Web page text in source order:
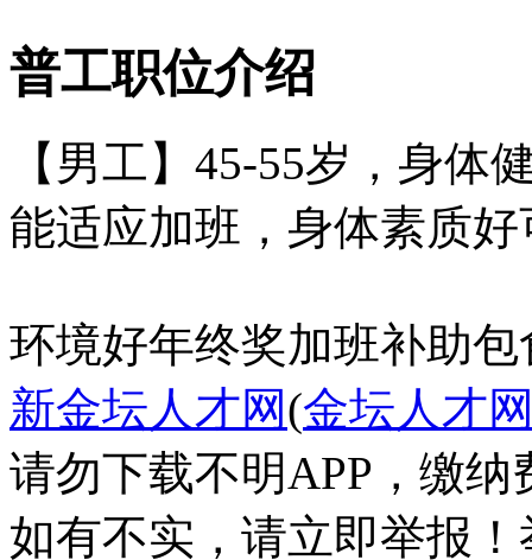
普工职位介绍
【男工】45-55岁，身体
能适应加班，身体素质
环境好年终奖加班补助包
新金坛人才网(金坛人才
请勿下载不明APP，缴
如有不实，请立即举报